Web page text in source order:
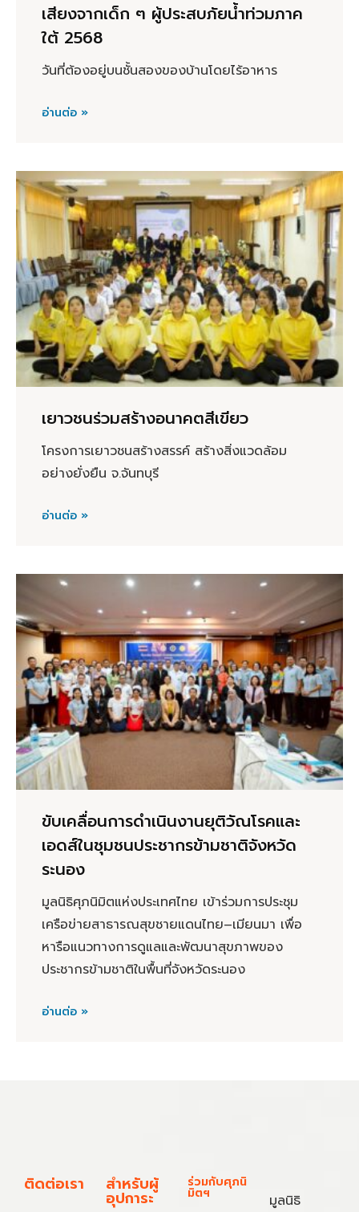
เสียงจากเด็ก ๆ ผู้ประสบภัยน้ำท่วมภาค
ใต้ 2568
วันที่ต้องอยู่บนชั้นสองของบ้านโดยไร้อาหาร
อ่านต่อ »
เยาวชนร่วมสร้างอนาคตสีเขียว
โครงการเยาวชนสร้างสรรค์ สร้างสิ่งแวดล้อม
อย่างยั่งยืน จ.จันทบุรี
อ่านต่อ »
ขับเคลื่อนการดำเนินงานยุติวัณโรคและ
เอดส์ในชุมชนประชากรข้ามชาติจังหวัด
ระนอง
มูลนิธิศุภนิมิตแห่งประเทศไทย เข้าร่วมการประชุม
เครือข่ายสาธารณสุขชายแดนไทย–เมียนมา เพื่อ
หารือแนวทางการดูแลและพัฒนาสุขภาพของ
ประชากรข้ามชาติในพื้นที่จังหวัดระนอง
อ่านต่อ »
ติดต่อเรา สำหรับผู้
อุปการะ
ร่วมกับศุภนิ
มิตฯ
มูลนิธิ